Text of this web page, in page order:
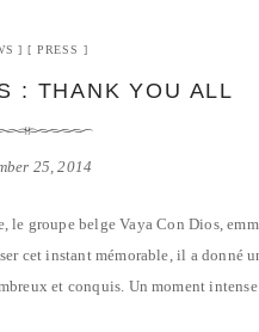
PRESS
: THANK YOU ALL
25, 2014
le groupe belge Vaya Con Dios,
cet instant mémorable, il a donné
et conquis. Un moment intense